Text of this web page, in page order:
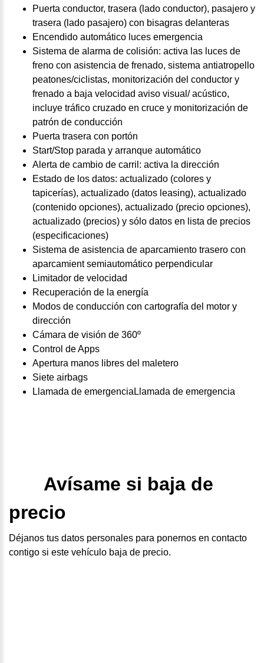
Puerta conductor, trasera (lado conductor), pasajero y
trasera (lado pasajero) con bisagras delanteras
Encendido automático luces emergencia
Sistema de alarma de colisión: activa las luces de
freno con asistencia de frenado, sistema antiatropello
peatones/ciclistas, monitorización del conductor y
frenado a baja velocidad aviso visual/ acústico,
incluye tráfico cruzado en cruce y monitorización de
patrón de conducción
Puerta trasera con portón
Start/Stop parada y arranque automático
Alerta de cambio de carril: activa la dirección
Estado de los datos: actualizado (colores y
tapicerías), actualizado (datos leasing), actualizado
(contenido opciones), actualizado (precio opciones),
actualizado (precios) y sólo datos en lista de precios
(especificaciones)
Sistema de asistencia de aparcamiento trasero con
aparcamient semiautomático perpendicular
Limitador de velocidad
Recuperación de la energía
Modos de conducción con cartografía del motor y
dirección
Cámara de visión de 360º
Control de Apps
Apertura manos libres del maletero
Siete airbags
Llamada de emergenciaLlamada de emergencia
Avísame si baja de
precio
Déjanos tus datos personales para ponernos en contacto
contigo si este vehículo baja de precio.